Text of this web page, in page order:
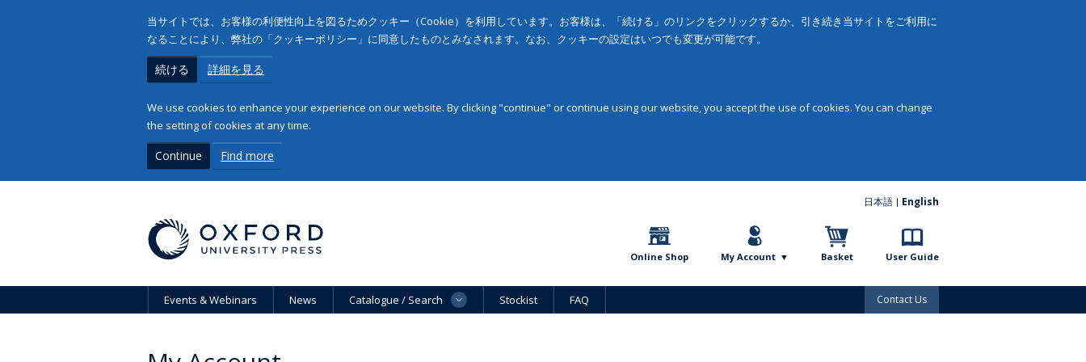
当サイトでは、お客様の利便性向上を図るためクッキー（Cookie）を利用しています。お客様は、「続ける」のリンクをクリックするか、引き続き当サイトをご利用に
なることにより、弊社の「クッキーポリシー」に同意したものとみなされます。なお、クッキーの設定はいつでも変更が可能です。
続ける 詳細を見る
We use cookies to enhance your experience on our website. By clicking "continue" or continue using our website, you accept the use of cookies. You can change
the setting of cookies at any time.
Continue Find more
日本語 English
Online Shop My Account Basket User Guide
Events & Webinars News Catalogue / Search Stockist FAQ Contact Us